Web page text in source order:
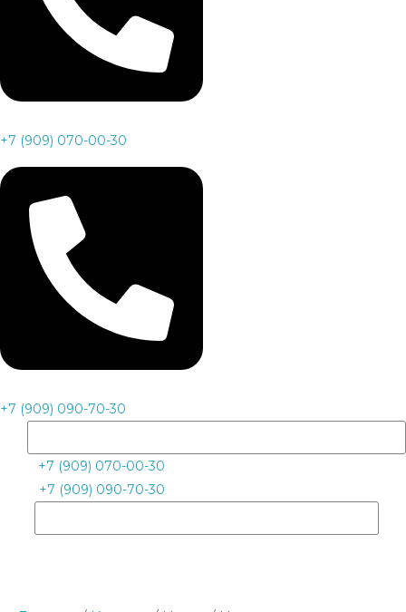
+7 (909) 070-00-30
+7 (909) 090-70-30
+7 (909) 070-00-30
+7 (909) 090-70-30